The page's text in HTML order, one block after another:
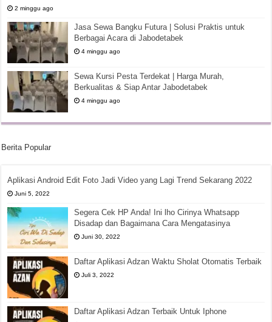
2 minggu ago
Jasa Sewa Bangku Futura | Solusi Praktis untuk
Berbagai Acara di Jabodetabek
4 minggu ago
Sewa Kursi Pesta Terdekat | Harga Murah,
Berkualitas & Siap Antar Jabodetabek
4 minggu ago
Berita Popular
Aplikasi Android Edit Foto Jadi Video yang Lagi Trend Sekarang 2022
Juni 5, 2022
Segera Cek HP Anda! Ini lho Cirinya Whatsapp
Disadap dan Bagaimana Cara Mengatasinya
Juni 30, 2022
Daftar Aplikasi Adzan Waktu Sholat Otomatis Terbaik
Juli 3, 2022
Daftar Aplikasi Adzan Terbaik Untuk Iphone